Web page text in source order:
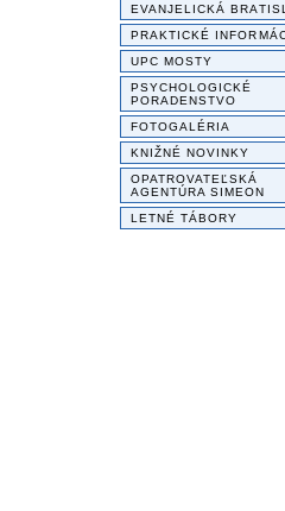
EVANJELICKÁ
PRAKTICKÉ
UPC MOSTY
PSYCHOLOGICKÉ
PORADENSTVO
FOTOGALÉRIA
KNIŽNÉ NOVINKY
OPATROVATEĽSKÁ
AGENTÚRA SIMEON
LETNÉ TÁBORY